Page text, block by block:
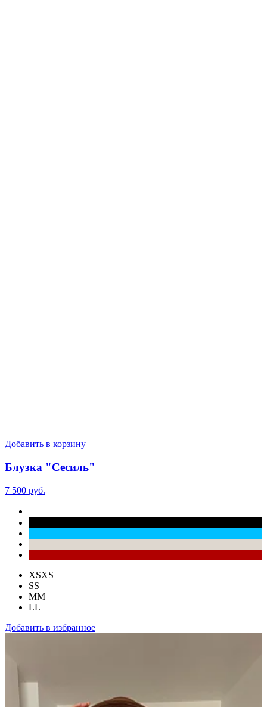
Добавить в корзину
Блузка "Сесиль"
7 500 руб.
XSXS
SS
MM
LL
Добавить в избранное